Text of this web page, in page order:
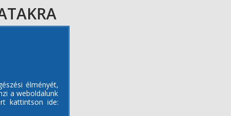
élményét,
a weboldalunk
kattintson ide: